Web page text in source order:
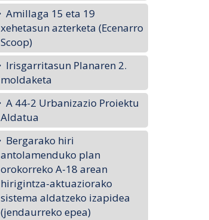
Amillaga 15 eta 19
xehetasun azterketa (Ecenarro
Scoop)
Irisgarritasun Planaren 2.
moldaketa
A 44-2 Urbanizazio Proiektu
Aldatua
Bergarako hiri
antolamenduko plan
orokorreko A-18 arean
hirigintza-aktuaziorako
sistema aldatzeko izapidea
(jendaurreko epea)